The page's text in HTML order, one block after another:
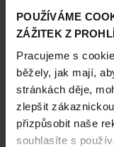
POUŽÍVÁME
ZÁŽITEK Z
Pracujeme s
běžely, jak mají,
stránkách děje,
zlepšit
přizpůsobit naše
souhlasíte s
Bělicí séra jsou
Bývá v nich
nebo glykolová,
látky. Většina
v obličeji, jak ty
tvoří pihy. Pokud
zároveň pleť bez
nejlepší volba.